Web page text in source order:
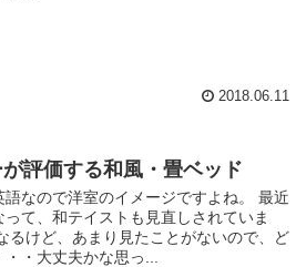
2018.06.11
評価する和風・畳ベッド
なので洋室のイメージですよね。 最近
て、和テイストも見直しされていま
るけど、あまり見たことがないので、ど
・大丈夫かな思っ...